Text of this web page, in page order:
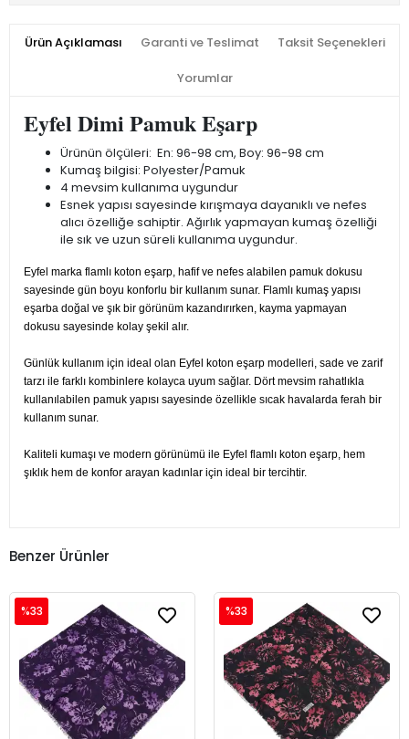
Ürün Açıklaması Garanti ve Teslimat Taksit Seçenekleri
Yorumlar
Eyfel Dimi Pamuk Eşarp
Ürünün ölçüleri: En: 96-98 cm, Boy: 96-98 cm
Kumaş bilgisi: Polyester/Pamuk
4 mevsim kullanıma uygundur
Esnek yapısı sayesinde kırışmaya dayanıklı ve nefes
alıcı özelliğe sahiptir. Ağırlık yapmayan kumaş özelliği
ile sık ve uzun süreli kullanıma uygundur.
Eyfel marka flamlı koton eşarp, hafif ve nefes alabilen pamuk dokusu
sayesinde gün boyu konforlu bir kullanım sunar. Flamlı kumaş yapısı
eşarba doğal ve şık bir görünüm kazandırırken, kayma yapmayan
dokusu sayesinde kolay şekil alır.
Günlük kullanım için ideal olan Eyfel koton eşarp modelleri, sade ve zarif
tarzı ile farklı kombinlere kolayca uyum sağlar. Dört mevsim rahatlıkla
kullanılabilen pamuk yapısı sayesinde özellikle sıcak havalarda ferah bir
kullanım sunar.
Kaliteli kumaşı ve modern görünümü ile Eyfel flamlı koton eşarp, hem
şıklık hem de konfor arayan kadınlar için ideal bir tercihtir.
Benzer Ürünler
%33 %33